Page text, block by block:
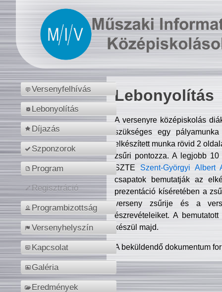
Versenyfelhívás
Lebonyolítás
Díjazás
Szponzorok
Program
Regisztráció
Programbizottság
Versenyhelyszín
Kapcsolat
Galéria
Eredmények
Lebonyolítás
A versenyre középiskolás
szükséges egy
elkészített munka rövid 2
zsűri pontozza. A legjobb
SZTE Szent-Györgyi Albert
csapatok bemutatják az
prezentáció kíséretében a
verseny zsűrije és a
észrevételeiket. A
készül majd.
A beküldendő dokumentum